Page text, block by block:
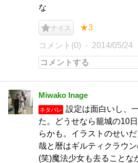
な
ナイス ★3
コメント(0) 2014/05/24
Miwako Inage
ネタバレ
設定は面白いし、
た。どうせなら籠城の10
らかも。イラストのせい
哉と暦はギルティクラウ
(笑)魔法少女も去ることな